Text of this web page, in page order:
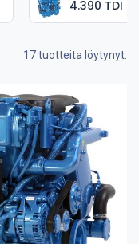
4.390 TDI
17 tuotteita löytynyt.